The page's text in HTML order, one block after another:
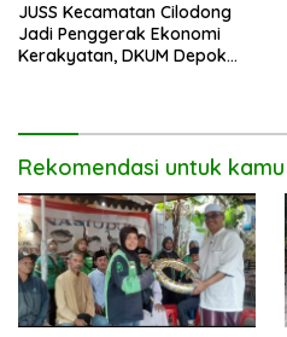
JUSS Kecamatan Cilodong
Jadi Penggerak Ekonomi
Kerakyatan, DKUM Depok
Rekomendasi untuk kamu